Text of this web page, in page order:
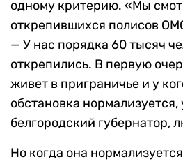
одному критерию. «Мы
открепившихся полисов
— У нас порядка 60 тысяч
открепились. В первую
живет в приграничье и у
обстановка нормализуется,
белгородский губернатор,
Но когда она